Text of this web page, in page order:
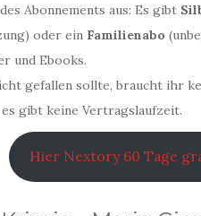
Abonnements aus: Es gibt
oder ein Familienabo
und Ebooks.
gefallen sollte, braucht ihr
gibt keine Vertragslaufzeit.
Hier Nextory 60 Tage